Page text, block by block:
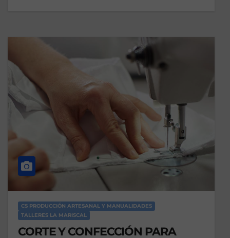
CS PRODUCCIÓN ARTESANAL Y MANUALIDADES
TALLERES LA MARISCAL
CORTE Y CONFECCIÓN PARA